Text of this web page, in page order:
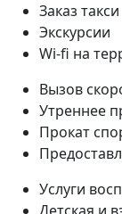
Заказ такси
Экскурсии
Wi-fi на
Вызов
Утреннее
Прокат
Услуги